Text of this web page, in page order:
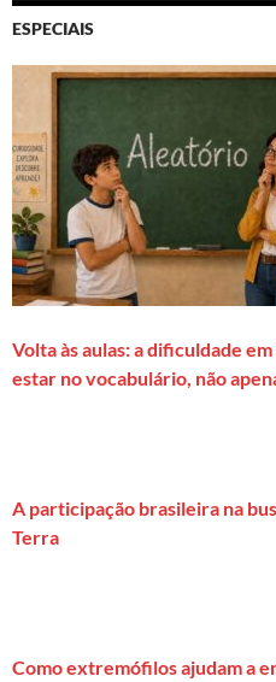
ESPECIAIS
Volta às aulas: a dificuldade
estar no vocabulário, não
A participação brasileira na
Terra
Como extremófilos ajudam a